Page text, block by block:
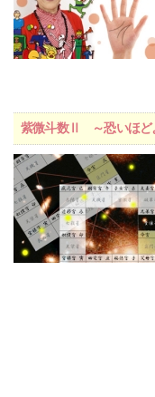
紫微斗数Ⅱ ～恐いほど